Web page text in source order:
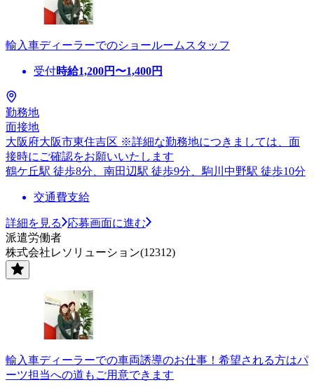
輸入車ディーラーでのショールームスタッフ
受付時給1,200円〜1,400円
勤務地
面接地
大阪府大阪市東住吉区 ※詳細な勤務地につきましては、面
接時にご確認をお願いいたします
鶴ケ丘駅 徒歩8分、南田辺駅 徒歩9分、駒川中野駅 徒歩10分
交通費支給
詳細を見る
応募画面に進む
派遣労働者
株式会社レソリューション(12312)
輸入車ディーラーでの車両誘導のお仕事！希望される方はパ
ーツ担当への道もご用意できます